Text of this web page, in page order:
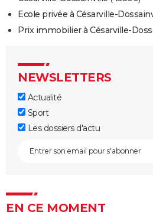
Ecole privée à Césarville-
Prix immobilier à Césarville-
NEWSLETTERS
Actualité
Sport
Les dossiers d'actu
EN CE MOMENT